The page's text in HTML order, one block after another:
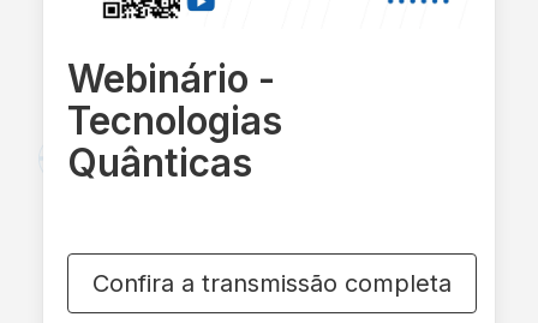
Webinário -
Tecnologias
Quânticas
Confira a transmissão completa